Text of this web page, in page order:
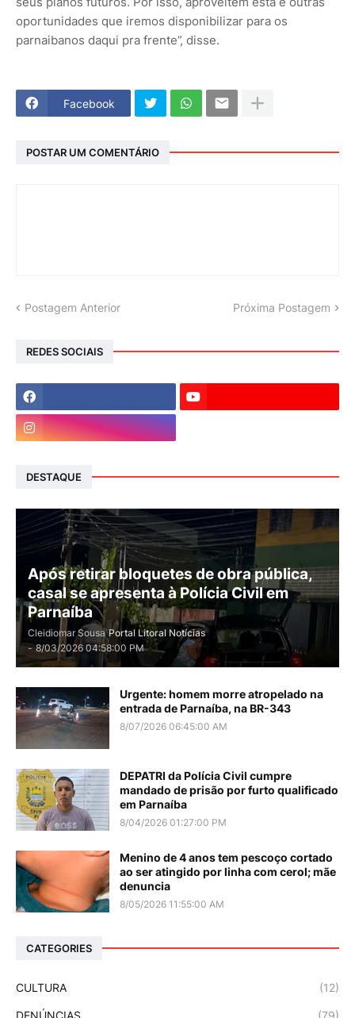
oportunidades que iremos disponibilizar para os
parnaibanos daqui pra frente”, disse.
Facebook
POSTAR UM COMENTÁRIO
Postagem Anterior Próxima Postagem
REDES SOCIAIS
DESTAQUE
Após retirar bloquetes de obra pública,
casal se apresenta à Polícia Civil em
Parnaíba
Cleidiomar Sousa Portal Litoral Notícias
- 8/03/2026 04:58:00 PM
Urgente: homem morre atropelado na
entrada de Parnaíba, na BR-343
8/07/2026 06:45:00 AM
DEPATRI da Polícia Civil cumpre
mandado de prisão por furto qualificado
em Parnaíba
8/04/2026 01:27:00 PM
Menino de 4 anos tem pescoço cortado
ao ser atingido por linha com cerol; mãe
denuncia
8/05/2026 11:55:00 AM
CATEGORIES
CULTURA (12)
DENÚNCIAS (79)